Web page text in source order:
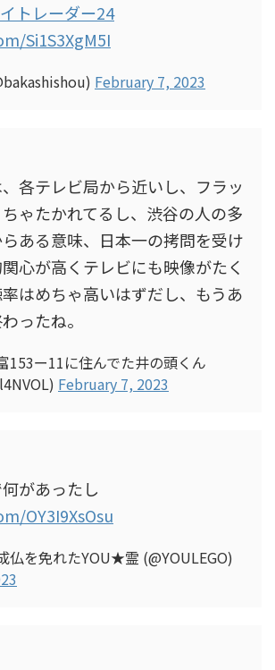
トレーダー24
Si1S3XgM5I
February 7, 2023
各テレビ局から近いし、フラッ
ゃたかれてるし、渋谷の人の多
ある意味、日本一の拷問を受け
心が高くテレビにも映像がたく
はめちゃ高いはずだし、もうあ
ったね。
153ー11に住んでた井の頭くん
February 7, 2023
があったし
OY3I9XsOsu
仏を免れたYOU★霊 (@YOULEGO)